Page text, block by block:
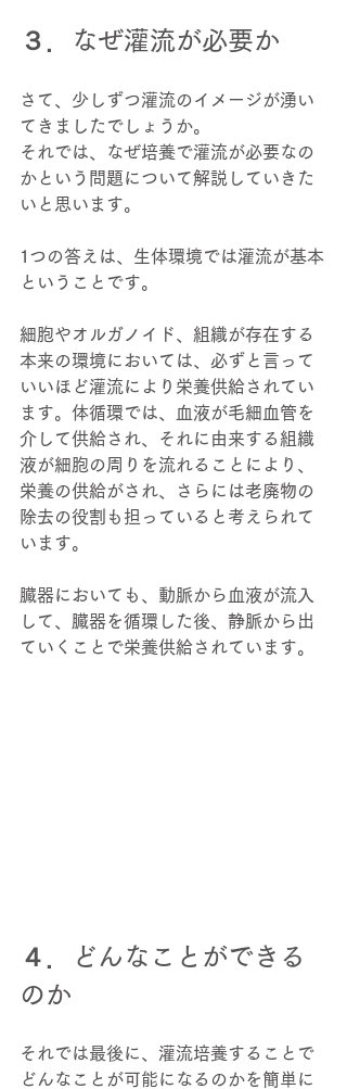
３．なぜ灌流が必要か
さて、少しずつ灌流のイメージが湧い
てきましたでしょうか。
それでは、なぜ培養で灌流が必要なの
かという問題について解説していきた
いと思います。
1つの答えは、生体環境では灌流が基本
ということです。
細胞やオルガノイド、組織が存在する
本来の環境においては、必ずと言って
いいほど灌流により栄養供給されてい
ます。体循環では、血液が毛細血管を
介して供給され、それに由来する組織
液が細胞の周りを流れることにより、
栄養の供給がされ、さらには老廃物の
除去の役割も担っていると考えられて
います。
臓器においても、動脈から血液が流入
して、臓器を循環した後、静脈から出
ていくことで栄養供給されています。
４．どんなことができる
のか
それでは最後に、灌流培養することで
どんなことが可能になるのかを簡単に